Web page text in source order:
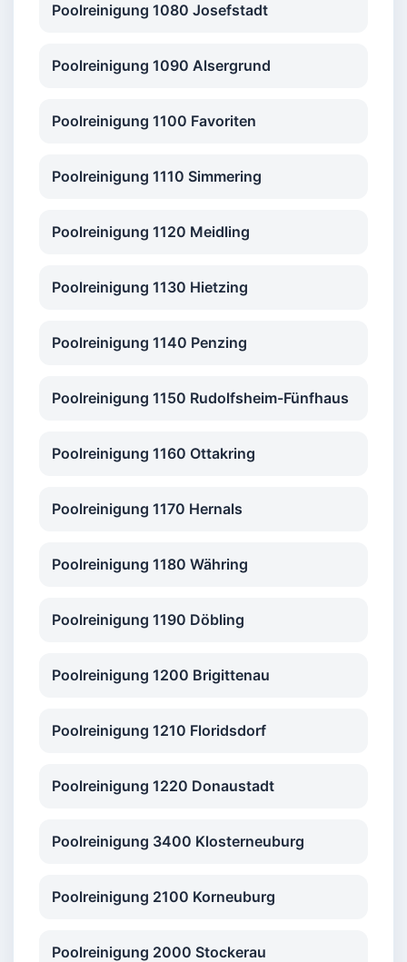
Poolreinigung 1080 Josefstadt
Poolreinigung 1090 Alsergrund
Poolreinigung 1100 Favoriten
Poolreinigung 1110 Simmering
Poolreinigung 1120 Meidling
Poolreinigung 1130 Hietzing
Poolreinigung 1140 Penzing
Poolreinigung 1150 Rudolfsheim-Fünfhaus
Poolreinigung 1160 Ottakring
Poolreinigung 1170 Hernals
Poolreinigung 1180 Währing
Poolreinigung 1190 Döbling
Poolreinigung 1200 Brigittenau
Poolreinigung 1210 Floridsdorf
Poolreinigung 1220 Donaustadt
Poolreinigung 3400 Klosterneuburg
Poolreinigung 2100 Korneuburg
Poolreinigung 2000 Stockerau